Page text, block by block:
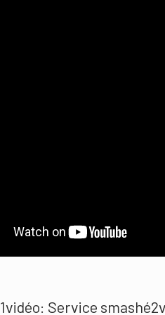
1vidéo: Service